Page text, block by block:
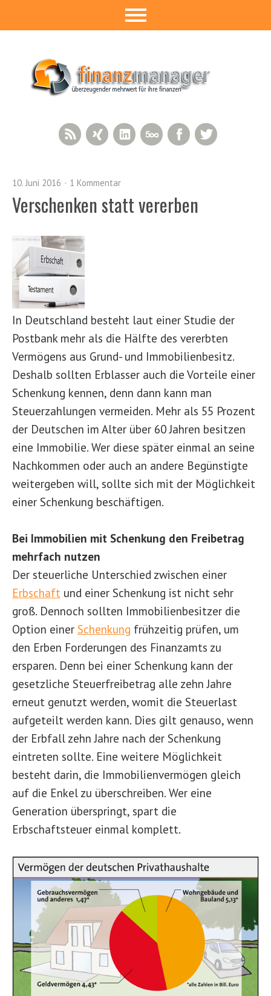
Facebook
500px
LinkedIn
Xing
RSS Feed
10. Juni 2016 1 Kommentar
Verschenken statt vererben
In Deutschland besteht laut einer Studie der
Postbank mehr als die Hälfte des vererbten
Vermögens aus Grund- und Immobilienbesitz.
Deshalb sollten Erblasser auch die Vorteile einer
Schenkung kennen, denn dann kann man
Steuerzahlungen vermeiden. Mehr als 55 Prozent
der Deutschen im Alter über 60 Jahren besitzen
eine Immobilie. Wer diese später einmal an seine
Nachkommen oder auch an andere Begünstigte
weitergeben will, sollte sich mit der Möglichkeit
einer Schenkung beschäftigen.
Bei Immobilien mit Schenkung den Freibetrag
mehrfach nutzen
Der steuerliche Unterschied zwischen einer
Erbschaft und einer Schenkung ist nicht sehr
groß. Dennoch sollten Immobilienbesitzer die
Option einer Schenkung frühzeitig prüfen, um
den Erben Forderungen des Finanzamts zu
ersparen. Denn bei einer Schenkung kann der
gesetzliche Steuerfreibetrag alle zehn Jahre
erneut genutzt werden, womit die Steuerlast
aufgeteilt werden kann. Dies gilt genauso, wenn
der Erbfall zehn Jahre nach der Schenkung
eintreten sollte. Eine weitere Möglichkeit
besteht darin, die Immobilienvermögen gleich
auf die Enkel zu überschreiben. Wer eine
Generation überspringt, spart die
Erbschaftsteuer einmal komplett.